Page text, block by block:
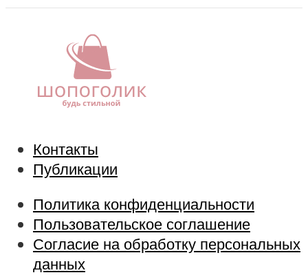
Контакты
Публикации
Политика конфиденциальности
Пользовательское соглашение
Согласие на обработку персональных
данных